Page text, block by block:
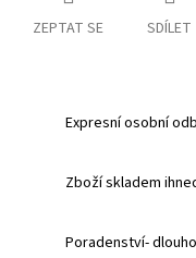
ZEPTAT SE SDÍLET
Expresní osobní
Zboží skladem
Poradenství-